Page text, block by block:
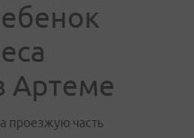
Артеме
проезжую часть